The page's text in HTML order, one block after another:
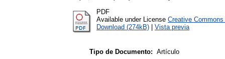
PDF
Available under License Creative
Download (274kB)
Vista previa
Tipo de Documento: Artículo